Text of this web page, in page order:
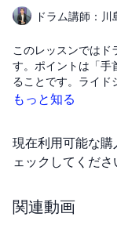
ドラム講師：川
このレッスンではド
す。ポイントは「手
ることです。ライド
間の移動などで、速
め、慣れたら指先で
ー・トリプレッツを
のみの予備練習で手
もっと知る
現在利用可能な
ェックしてくださ
関連動画